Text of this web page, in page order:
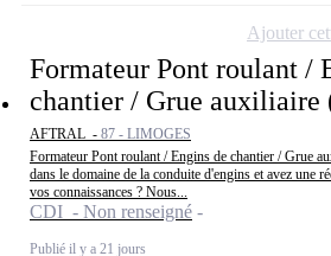
Formateur Pont roulant /
chantier / Grue auxiliaire
AFTRAL - 87 - LIMOGES
Formateur Pont roulant / Engins de chantier / Grue
dans le domaine de la conduite d'engins et avez une
vos connaissances ? Nous...
CDI - Non renseigné
Publié il y a 21 jours
Ajouter